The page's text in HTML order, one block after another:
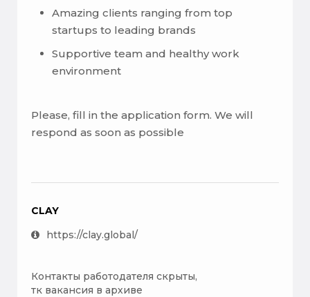
Amazing clients ranging from top
startups to leading brands
Supportive team and healthy work
environment
Please, fill in the application form. We will
respond as soon as possible
CLAY
https://clay.global/
Контакты работодателя скрыты,
тк вакансия в архиве